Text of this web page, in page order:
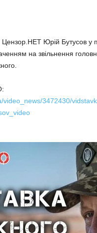
Цензор.НЕТ Юрій Бутусов у
на звільнення
video_news/3472430/